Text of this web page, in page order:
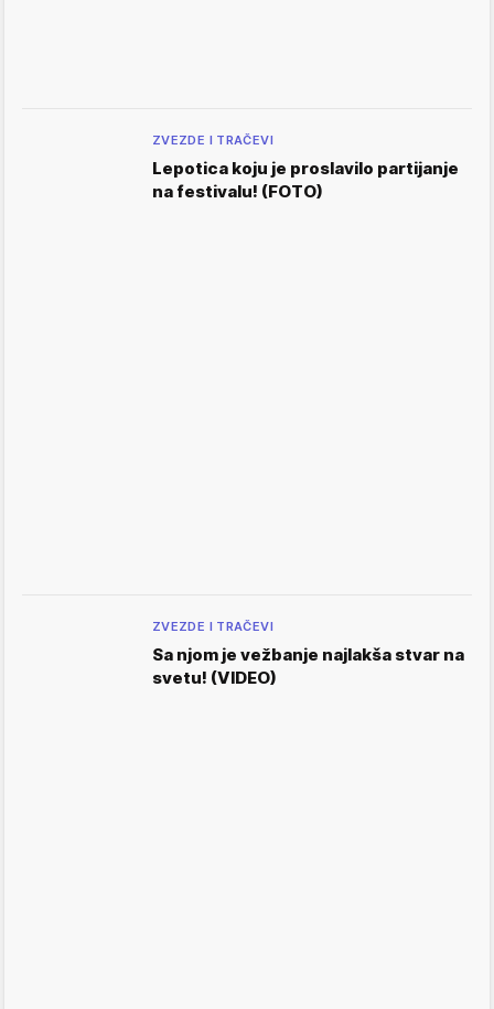
ZVEZDE I TRAČEVI
Lepotica koju je proslavilo partijanje
na festivalu! (FOTO)
ZVEZDE I TRAČEVI
Sa njom je vežbanje najlakša stvar na
svetu! (VIDEO)